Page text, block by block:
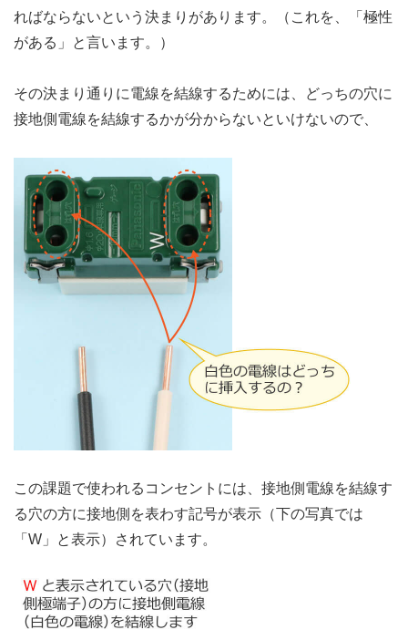
ればならないという決まりがあります。（これを、「極性
がある」と言います。）
その決まり通りに電線を結線するためには、どっちの穴に
接地側電線を結線するかが分からないといけないので、
この課題で使われるコンセントには、接地側電線を結線す
る穴の方に接地側を表わす記号が表示（下の写真では
「W」と表示）されています。